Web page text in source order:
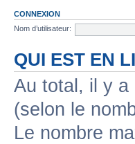
CONNEXION
Nom d’utilisateur:
QUI EST EN
Au total, il y a
(selon le
Le nombre